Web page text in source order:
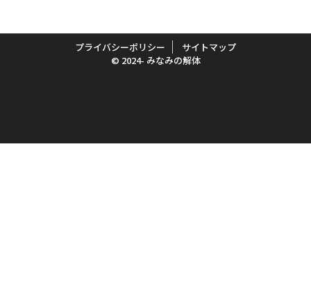
プライバシーポリシー
サイトマップ
© 2024- みなみの解体